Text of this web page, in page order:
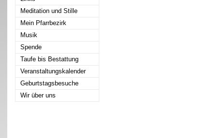
Meditation und Stille
Mein Pfarrbezirk
Musik
Spende
Taufe bis Bestattung
Veranstaltungskalender
Geburtstagsbesuche
Wir über uns